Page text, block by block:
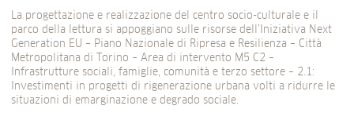
La progettazione e realizzazione del centro socio-culturale e il
parco della lettura si appoggiano sulle risorse dell’Iniziativa Next
Generation EU – Piano Nazionale di Ripresa e Resilienza – Città
Metropolitana di Torino – Area di intervento M5 C2 –
Infrastrutture sociali, famiglie, comunità e terzo settore – 2.1:
Investimenti in progetti di rigenerazione urbana volti a ridurre le
situazioni di emarginazione e degrado sociale.